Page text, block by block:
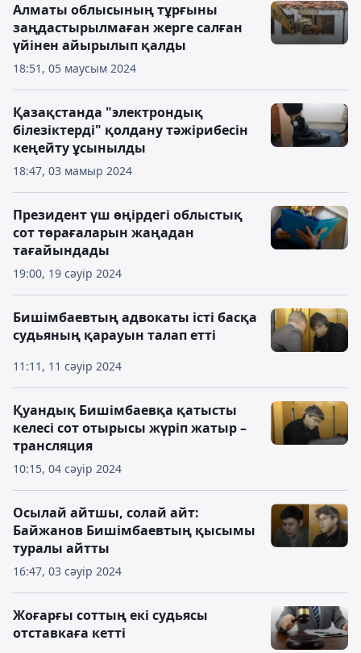
18:51, 05 маусым 2024
Алматы облысының тұрғыны
заңдастырылмаған жерге салған
үйінен айырылып қалды
18:47, 03 мамыр 2024
Қазақстанда "электрондық
білезіктерді" қолдану тәжірибесін
кеңейту ұсынылды
19:00, 19 сәуір 2024
Президент үш өңірдегі облыстық
сот төрағаларын жаңадан
тағайындады
11:11, 11 сәуір 2024
Бишімбаевтың адвокаты істі басқа
судьяның қарауын талап етті
10:15, 04 сәуір 2024
Қуандық Бишімбаевқа қатысты
келесі сот отырысы жүріп жатыр –
трансляция
16:47, 03 сәуір 2024
Осылай айтшы, солай айт:
Байжанов Бишімбаевтың қысымы
туралы айтты
Жоғарғы соттың екі судьясы
отставкаға кетті